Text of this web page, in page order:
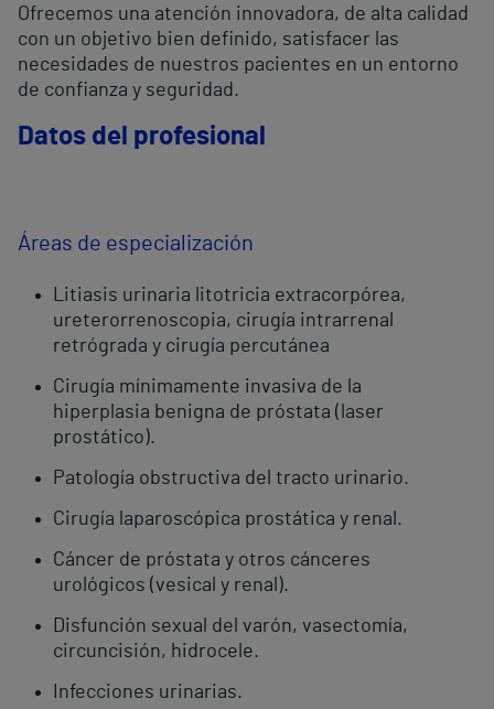
Ofrecemos una atención innovadora, de alta calidad
con un objetivo bien definido, satisfacer las
necesidades de nuestros pacientes en un entorno
de confianza y seguridad.
Datos del profesional
Áreas de especialización
Litiasis urinaria litotricia extracorpórea,
ureterorrenoscopia, cirugía intrarrenal
retrógrada y cirugía percutánea
Cirugía mínimamente invasiva de la
hiperplasia benigna de próstata (laser
prostático).
Patología obstructiva del tracto urinario.
Cirugía laparoscópica prostática y renal.
Cáncer de próstata y otros cánceres
urológicos (vesical y renal).
Disfunción sexual del varón, vasectomía,
circuncisión, hidrocele.
Infecciones urinarias.